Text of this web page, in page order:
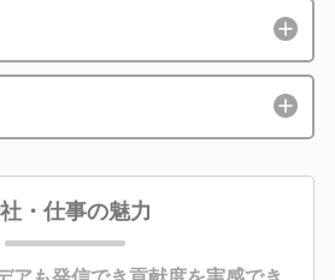
・仕事の魅力